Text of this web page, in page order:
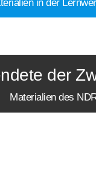
in der
der
Materialien des